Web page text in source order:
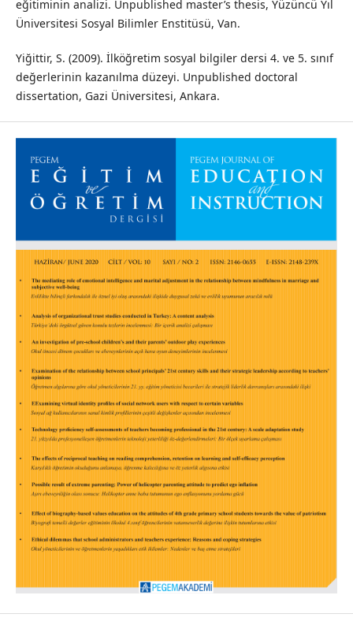
eğitiminin analizi. Unpublished master’s thesis, Yüzüncü Yıl
Üniversitesi Sosyal Bilimler Enstitüsü, Van.
Yiğittir, S. (2009). İlköğretim sosyal bilgiler dersi 4. ve 5. sınıf
değerlerinin kazanılma düzeyi. Unpublished doctoral
dissertation, Gazi Üniversitesi, Ankara.